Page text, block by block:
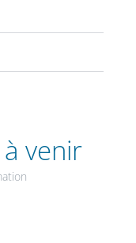
à venir